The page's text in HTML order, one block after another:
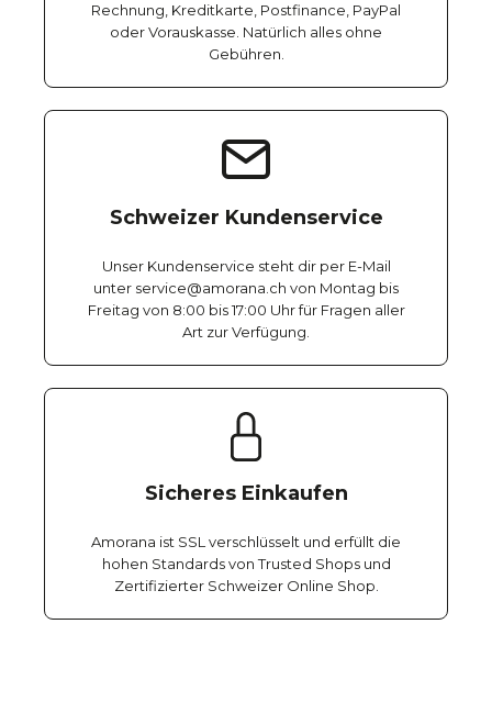
Rechnung, Kreditkarte, Postfinance, PayPal
oder Vorauskasse. Natürlich alles ohne
Gebühren.
Schweizer Kundenservice
Unser Kundenservice steht dir per E-Mail
unter service@amorana.ch von Montag bis
Freitag von 8:00 bis 17:00 Uhr für Fragen aller
Art zur Verfügung.
Sicheres Einkaufen
Amorana ist SSL verschlüsselt und erfüllt die
hohen Standards von Trusted Shops und
Zertifizierter Schweizer Online Shop.